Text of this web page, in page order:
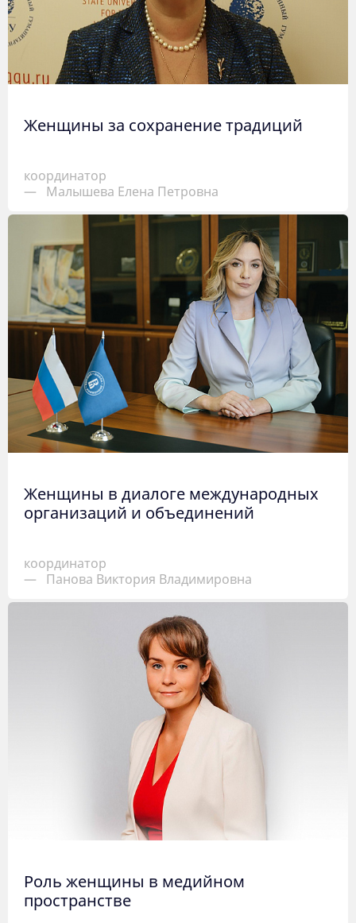
Женщины за сохранение традиций
координатор
—
Малышева Елена Петровна
Женщины в диалоге международных
организаций и объединений
координатор
—
Панова Виктория Владимировна
Роль женщины в медийном
пространстве